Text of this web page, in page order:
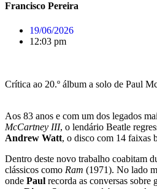
Francisco Pereira
19/06/2026
12:03 pm
Crítica ao 20.º álbum a solo de Paul
Aos 83 anos e com um dos legados
McCartney III, o lendário Beatle
Andrew Watt, o disco com 14 faixas
Dentro deste novo trabalho coabitam
clássicos como Ram (1971). No lado
onde Paul recorda as conversas sobre